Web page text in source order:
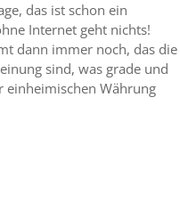
das ist schon ein
Internet geht nichts!
dann immer noch, das die
sind, was grade und
einheimischen Währung